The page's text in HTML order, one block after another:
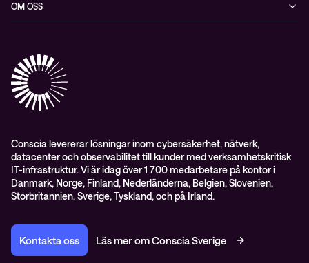
Nätverk & WiFi
Event
Whitepapers & guider
OM OSS
Kontakt
Pressnyheter
Conscia levererar lösningar inom cybersäkerhet, nätverk,
datacenter och observabilitet till kunder med verksamhetskritisk
IT-infrastruktur. Vi är idag över 1 700 medarbetare på kontor i
Danmark, Norge, Finland, Nederländerna, Belgien, Slovenien,
Storbritannien, Sverige, Tyskland, och på Irland.
Kontakta oss Läs mer om Conscia Sverige